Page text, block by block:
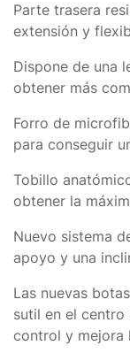
Parte trasera
extensión y
Dispone de una
obtener más
Forro de
para conseguir
Tobillo
obtener la
Nuevo sistema
apoyo y una
Las nuevas
sutil en el
control y mejora